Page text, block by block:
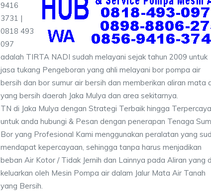
9416
3731 |
0818 493
097
adalah TIRTA NADI sudah melayani sejak tahun 2009 untuk
jasa tukang Pengeboran yang ahli melayani bor pompa air
bersih dan bor sumur air bersih dan memberikan aliran mata
yang bersih daerah Jaka Mulya dan area sekitarnya.
TN di Jaka Mulya dengan Strategi Terbaik hingga Terpercaya
untuk anda hubungi & Pesan dengan penerapan Tenaga
Bor yang Profesional Kami menggunakan peralatan yang
mendapat kepercayaan, sehingga tanpa harus menjadikan
beban Air Kotor / Tidak Jernih dan Lainnya pada Aliran yang
keluarkan oleh Mesin Pompa air dalam Jalur Mata Air Tanah
yang Bersih.